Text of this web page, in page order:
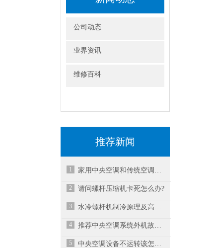
公司动态
业界资讯
维修百科
推荐新闻
1 家用中央空调和传统空调产品如何选择？
2 请问螺杆压缩机卡死怎么办?
3 水冷螺杆机制冷原理及高低压故障处理方法
4 推荐中央空调系统外机故障维修方法
5 中央空调设备不运转该怎么处理?